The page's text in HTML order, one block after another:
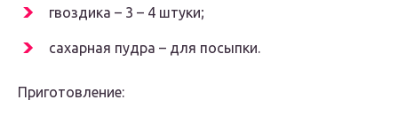
гвоздика – 3 – 4 штуки;
сахарная пудра – для посыпки.
Приготовление: